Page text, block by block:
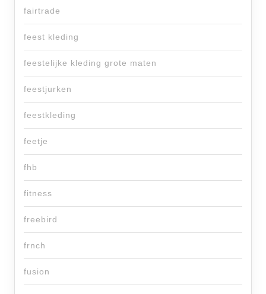
fairtrade
feest kleding
feestelijke kleding grote maten
feestjurken
feestkleding
feetje
fhb
fitness
freebird
frnch
fusion